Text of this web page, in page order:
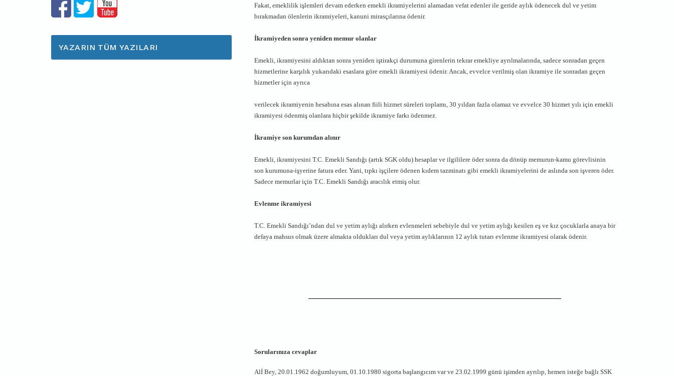
YAZARIN TÜM YAZILARI
Fakat, emeklilik işlemleri devam ederken emekli ikramiyelerini alamadan vefat edenler ile geride aylık ödenecek dul ve yetim
bırakmadan ölenlerin ikramiyeleri, kanuni mirasçılarına ödenir.
İkramiyeden sonra yeniden memur olanlar
Emekli, ikramiyesini aldıktan sonra yeniden iştirakçi durumuna girenlerin tekrar emekliye ayrılmalarında, sadece sonradan geçen
hizmetlerine karşılık yukarıdaki esaslara göre emekli ikramiyesi ödenir. Ancak, evvelce verilmiş olan ikramiye ile sonradan geçen
hizmetler için ayrıca
verilecek ikramiyenin hesabına esas alınan fiili hizmet süreleri toplamı, 30 yıldan fazla olamaz ve evvelce 30 hizmet yılı için emekli
ikramiyesi ödenmiş olanlara hiçbir şekilde ikramiye farkı ödenmez.
İkramiye son kurumdan alınır
Emekli, ikramiyesini T.C. Emekli Sandığı (artık SGK oldu) hesaplar ve ilgililere öder sonra da dönüp memurun-kamu görevlisinin
son kurumuna-işyerine fatura eder. Yani, tıpkı işçilere ödenen kıdem tazminatı gibi emekli ikramiyelerini de aslında son işveren öder.
Sadece memurlar için T.C. Emekli Sandığı aracılık etmiş olur.
Evlenme ikramiyesi
T.C. Emekli Sandığı’ndan dul ve yetim aylığı alırken evlenmeleri sebebiyle dul ve yetim aylığı kesilen eş ve kız çocuklarla anaya bir
defaya mahsus olmak üzere almakta oldukları dul veya yetim aylıklarının 12 aylık tutarı evlenme ikramiyesi olarak ödenir.
Sorularınıza cevaplar
Alİ Bey, 20.01.1962 doğumluyum, 01.10.1980 sigorta başlangıcım var ve 23.02.1999 günü işimden ayrılıp, hemen isteğe bağlı SSK